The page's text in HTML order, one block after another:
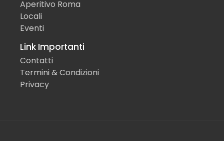
Aperitivo Roma
Locali
Eventi
Link Importanti
Contatti
Termini & Condizioni
Privacy